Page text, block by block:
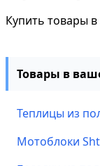
Купить товары
Товары в
Теплицы из
Мотоблоки